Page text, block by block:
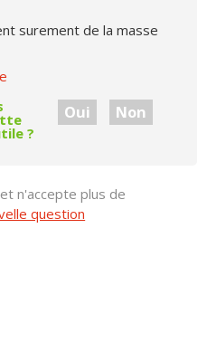
surement de la masse
?
Oui Non
n'accepte plus de
question